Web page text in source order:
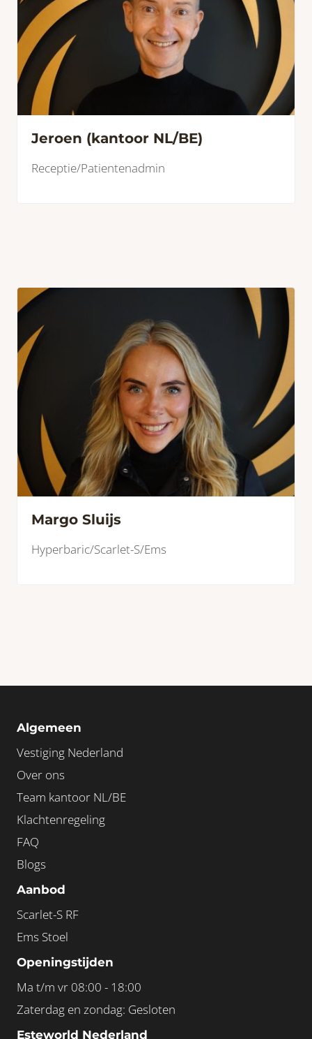
Jeroen (kantoor NL/BE)
Receptie/Patientenadmin
Margo Sluijs
Hyperbaric/Scarlet-S/Ems
Algemeen
Vestiging Nederland
Over ons
Team kantoor NL/BE
Klachtenregeling
FAQ
Blogs
Aanbod
Scarlet-S RF
Ems Stoel
Openingstijden
Ma t/m vr 08:00 - 18:00
Zaterdag en zondag: Gesloten
Esteworld Nederland